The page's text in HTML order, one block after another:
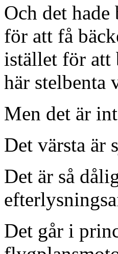
Och det
för att få
istället för att
här stelbenta
Men det är
Det värsta är
Det är så
Det går i